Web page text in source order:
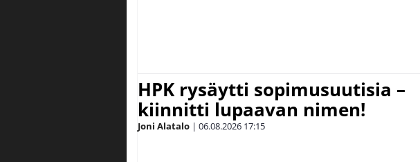
HPK rysäytti sopimusuutisia –
kiinnitti lupaavan nimen!
Joni Alatalo | 06.08.2026 17:15